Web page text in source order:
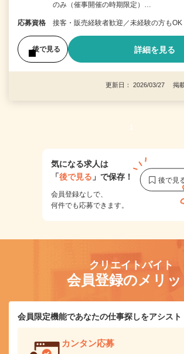
のみ（催事開催の時期限定）…
応募資格 接客・販売経験者歓迎／未経験の方もOK
後で見る 詳細を見る
更新日： 2026/03/27 掲
1
気になる求人は
「後で見る 」で保存！
会員登録なしで、
何件でも応募できます。
クリエイトバイト
会員登録のメリッ
会員限定機能であなたの仕事探しをアシスト
カンタン応募